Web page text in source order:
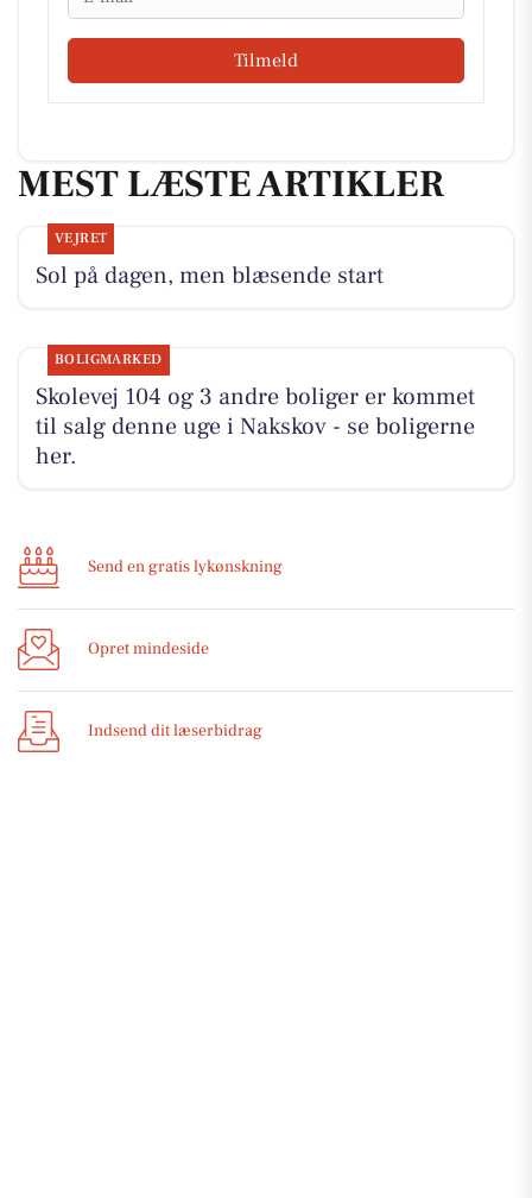
Tilmeld
MEST LÆSTE ARTIKLER
VEJRET
Sol på dagen, men blæsende start
BOLIGMARKED
Skolevej 104 og 3 andre boliger er kommet
til salg denne uge i Nakskov - se boligerne
her.
Send en gratis lykønskning
Opret mindeside
Indsend dit læserbidrag